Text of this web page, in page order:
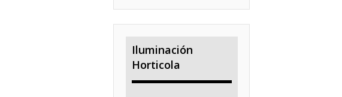
Iluminación
Horticola